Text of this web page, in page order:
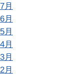
7月
6月
5月
4月
3月
2月